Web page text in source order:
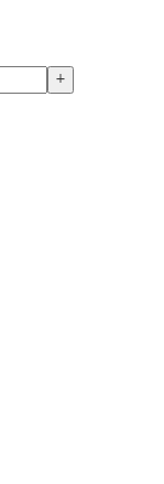
+